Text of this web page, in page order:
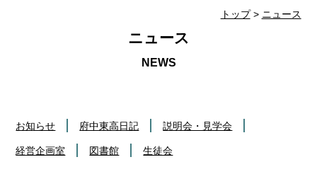
トップ> ニュース
ニュース
お知らせ 府中東高日記 説明会・見学会
経営企画室 図書館 生徒会